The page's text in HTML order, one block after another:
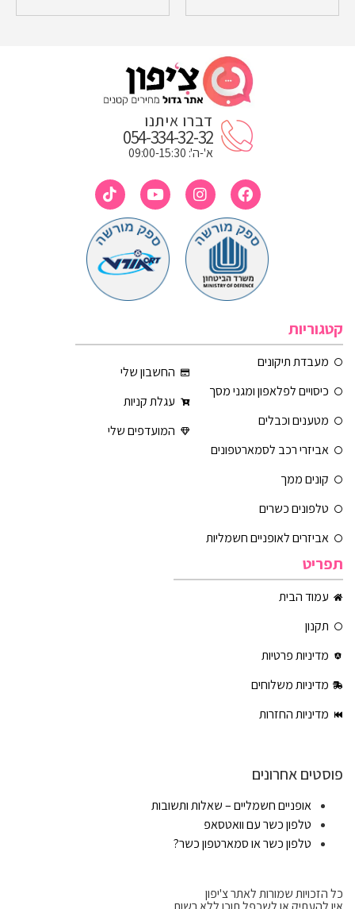
דברו איתנו
054-334-32-32
א'-ה': 09:00-15:30
קטגוריות
מעבדת תיקונים
כיסויים לפלאפון ומגני מסך
מטענים וכבלים
אביזרי רכב לסמארטפונים
קונים ממך
טלפונים כשרים
אביזרים לאופניים חשמליות
החשבון שלי
עגלת קניות
המועדפים שלי
תפריט
עמוד הבית
תקנון
מדיניות פרטיות
מדיניות משלוחים
מדיניות החזרות
פוסטים אחרונים
אופניים חשמליים – שאלות ותשובות
טלפון כשר עם וואטסאפ
טלפון כשר או סמארטפון כשר?
כל הזכויות שמורות לאתר צ'יפון